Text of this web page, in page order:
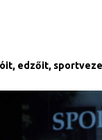
edzőit,